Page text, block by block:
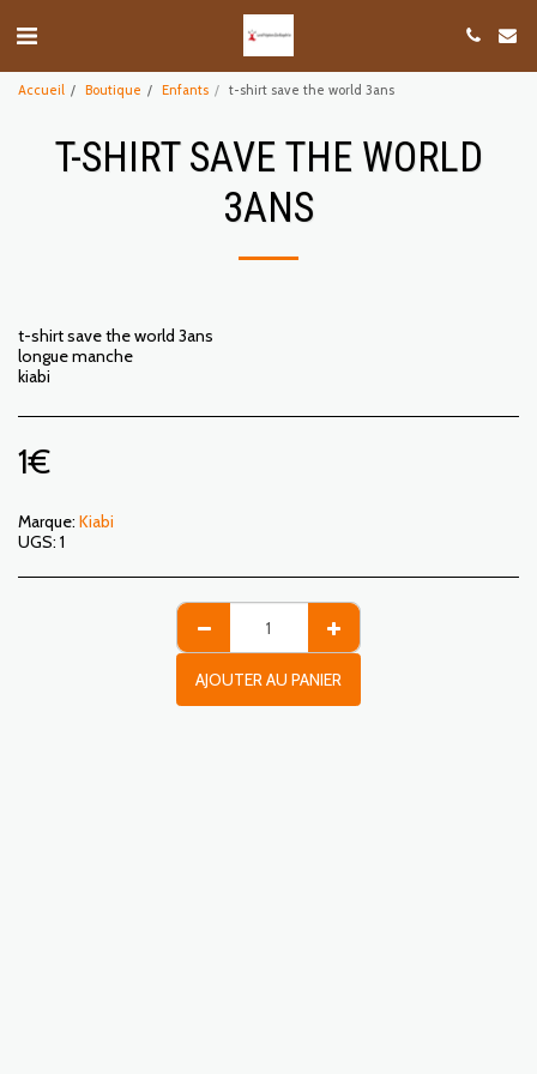
Accueil Boutique Enfants t-shirt save the world 3ans
T-SHIRT SAVE THE WORLD
3ANS
t-shirt save the world 3ans
longue manche
kiabi
1€
Marque: Kiabi
UGS: 1
AJOUTER AU PANIER